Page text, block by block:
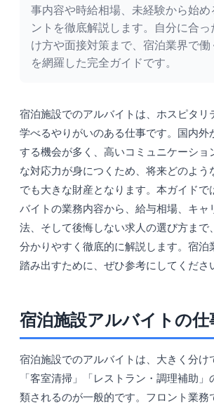
事内容や時給相場、未経験から始め
ントを徹底解説します。自分に合っ
け方や面接対策まで、宿泊業界で働
を網羅した完全ガイドです。
宿泊施設でのアルバイトは、ホスピタリ
学べるやりがいのある仕事です。国内外
する機会が多く、高いコミュニケーショ
な対応力が身につくため、将来どのよう
でも大きな財産となります。本ガイドで
バイトの業務内容から、給与相場、キャ
法、そして後悔しない求人の選び方まで
分かりやすく徹底的に解説します。宿泊
踏み出すために、ぜひ参考にしてくださ
宿泊施設アルバイトの仕
宿泊施設でのアルバイトは、大きく分け
「客室清掃」「レストラン・調理補助」
類されるのが一般的です。フロント業務